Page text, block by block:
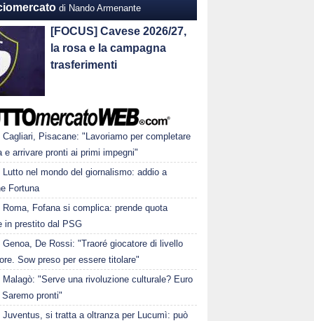
di Nando Armenante
[FOCUS] Cavese 2026/27,
la rosa e la campagna
trasferimenti
Cagliari, Pisacane: "Lavoriamo per completare
e arrivare pronti ai primi impegni"
Lutto nel mondo del giornalismo: addio a
Fortuna
Roma, Fofana si complica: prende quota
in prestito dal PSG
Genoa, De Rossi: "Traoré giocatore di livello
Sow preso per essere titolare"
Malagò: "Serve una rivoluzione culturale? Euro
Saremo pronti"
Juventus, si tratta a oltranza per Lucumì: può